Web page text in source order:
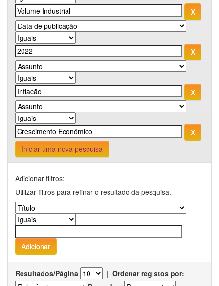
Iniciar uma nova pesquisa
Adicionar filtros:
Utilizar filtros para refinar o resultado da pesquisa.
Resultados/Página | Ordenar registos por: